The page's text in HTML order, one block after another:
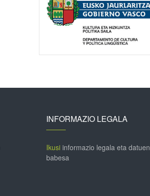
INFORMAZIO LEGALA
Ikusiinformazio legala eta datuen
babesa